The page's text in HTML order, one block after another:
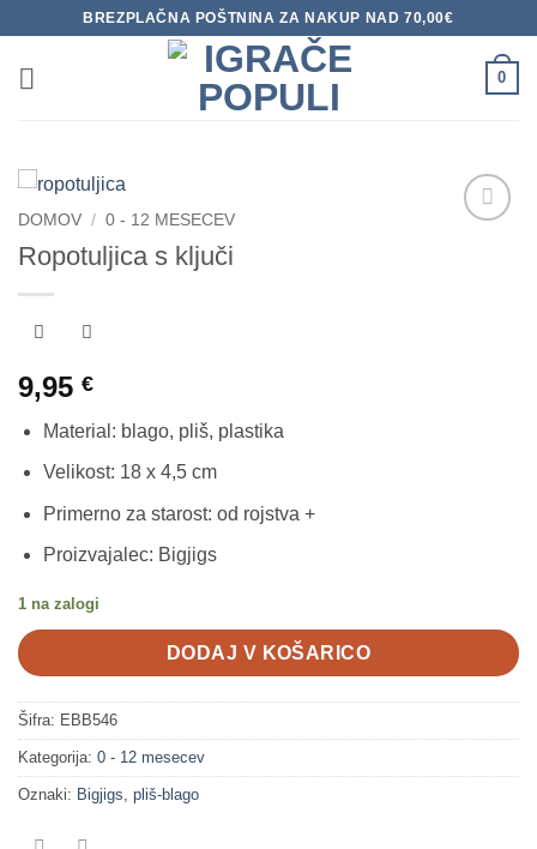
vsebino
BREZPLAČNA POŠTNINA ZA NAKUP NAD 70,00€
0
DOMOV / 0 - 12 MESECEV
Ropotuljica s ključi
9,95 €
Material: blago, pliš, plastika
Velikost: 18 x 4,5 cm
Primerno za starost: od rojstva +
Proizvajalec: Bigjigs
1 na zalogi
DODAJ V KOŠARICO
Šifra: EBB546
Kategorija: 0 - 12 mesecev
Oznaki: Bigjigs pliš-blago